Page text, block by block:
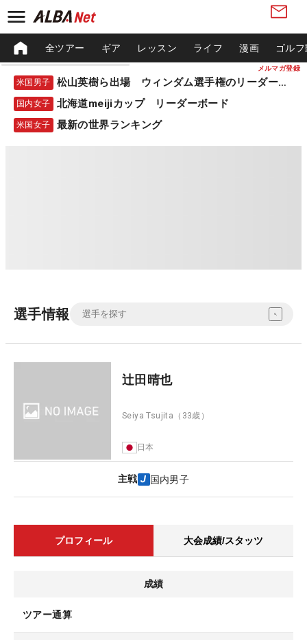
メルマガ登録
全ツアー ギア レッスン ライフ 漫画 ゴル
米国男子 松山英樹ら出場 ウィンダム選手権のリーダーボード
国内女子 北海道meijiカップ リーダーボード
米国女子 最新の世界ランキング
選手情報
辻田晴也
Seiya Tsujita （33歳）
日本
主戦 国内男子
プロフィール 大会成績/スタッツ
成績
ツアー通算